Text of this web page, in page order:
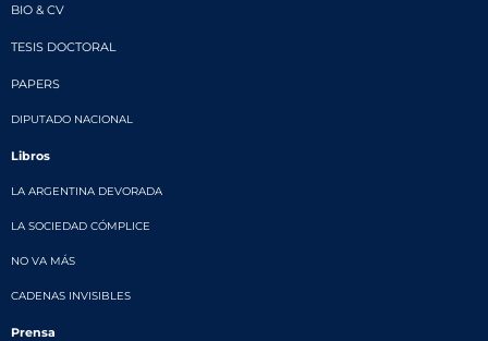
BIO & CV
TESIS DOCTORAL
PAPERS
DIPUTADO NACIONAL
Libros
LA ARGENTINA DEVORADA
LA SOCIEDAD CÓMPLICE
NO VA MÁS
CADENAS INVISIBLES
Prensa